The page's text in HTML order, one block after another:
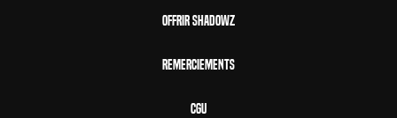
Offrir Shadowz
Remerciements
CGU